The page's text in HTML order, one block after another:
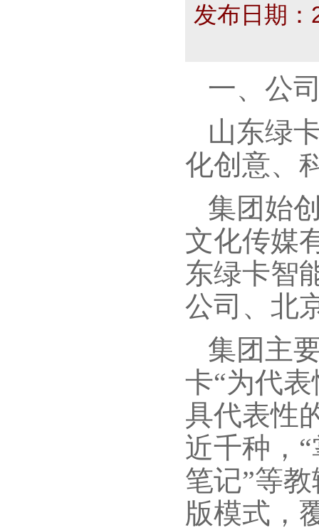
发布日期：
一、公
山东绿
化创意、
集团始
文化传媒
东绿卡智
公司、北
集团主
卡“为代
具代表性
近千种，
笔记”等
版模式，